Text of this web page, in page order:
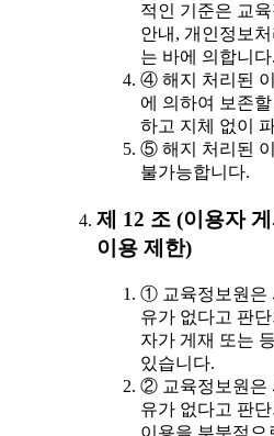
적인 기준은 교
안내, 개인정보
는 바에 의합니다.
④ 해지 처리된
에 의하여 보존
하고 지체 없이
⑤ 해지 처리된
불가능합니다.
제 12 조 (이용자
이용 제한)
① 교육정보원은
유가 없다고 판
자가 게재 또는
있습니다.
② 교육정보원은
유가 없다고 판
이용을 부분적으